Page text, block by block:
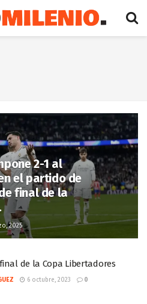
2-1 al
el partido de
final de la
2025
de la Copa Libertadores
6 octubre, 2023 0